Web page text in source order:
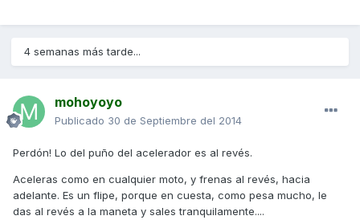
4 semanas más tarde...
mohoyoyo
Publicado 30 de Septiembre del 2014
Perdón! Lo del puño del acelerador es al revés.
Aceleras como en cualquier moto, y frenas al revés, hacia
adelante. Es un flipe, porque en cuesta, como pesa mucho, le
das al revés a la maneta y sales tranquilamente....